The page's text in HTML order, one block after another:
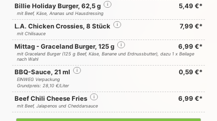
Billie Holiday Burger, 62,5 g i 5,49 €*
mit Beef, Käse, Ananas und Hausdressing
L.A. Chicken Crossies, 8 Stück i 7,99 €*
mit Chilisauce
Mittag - Graceland Burger, 125 g i 6,99 €*
mit Graceland Burger (125 g Beef, Käse, Banane und Erdnussbutter), dazu 1 x Beilage
nach Wahl
BBQ-Sauce, 21 ml i 0,59 €*
EINWEG Verpackung
Grundpreis: 28,10 €/Liter
Beef Chili Cheese Fries i 6,99 €*
mit Beef, Jalapenos und Cheddarsauce